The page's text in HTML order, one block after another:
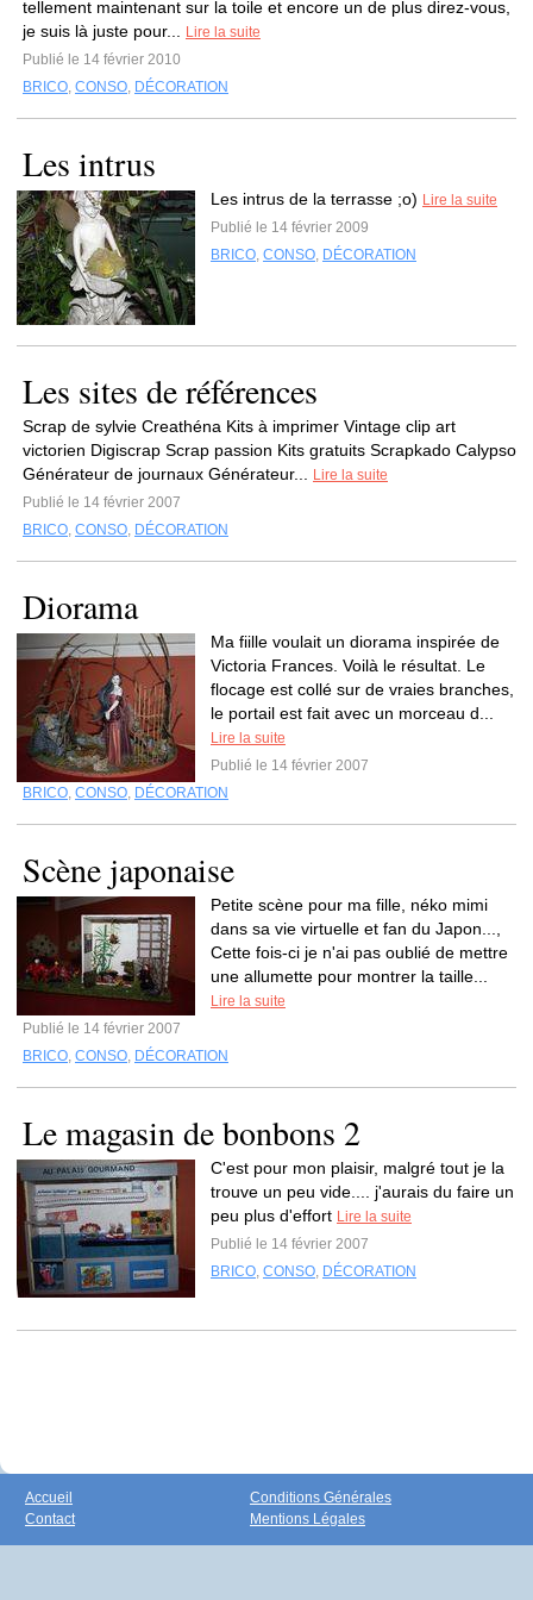
tellement maintenant sur la toile et encore un de plus direz-vous,
je suis là juste pour...
Lire la suite
Publié le 14 février 2010
BRICO, CONSO, DÉCORATION
Les intrus
Les intrus de la terrasse ;o) Lire la suite
Publié le 14 février 2009
BRICO, CONSO, DÉCORATION
Les sites de références
Scrap de sylvie Creathéna Kits à imprimer Vintage clip art
victorien Digiscrap Scrap passion Kits gratuits Scrapkado Calypso
Générateur de journaux Générateur...
Lire la suite
Publié le 14 février 2007
BRICO, CONSO, DÉCORATION
Diorama
Ma fiille voulait un diorama inspirée de
Victoria Frances. Voilà le résultat. Le
flocage est collé sur de vraies branches,
le portail est fait avec un morceau d...
Lire la suite
Publié le 14 février 2007
BRICO, CONSO, DÉCORATION
Scène japonaise
Petite scène pour ma fille, néko mimi
dans sa vie virtuelle et fan du Japon...,
Cette fois-ci je n'ai pas oublié de mettre
une allumette pour montrer la taille...
Lire la suite
Publié le 14 février 2007
BRICO, CONSO, DÉCORATION
Le magasin de bonbons 2
C'est pour mon plaisir, malgré tout je la
trouve un peu vide.... j'aurais du faire un
peu plus d'effort Lire la suite
Publié le 14 février 2007
BRICO, CONSO, DÉCORATION
Accueil
Contact
Conditions Générales
Mentions Légales